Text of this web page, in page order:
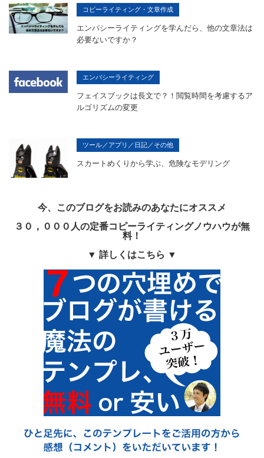
コピーライティング・文章作成
エンパシーライティングを学んだら、他の文章法は
必要ないですか？
エンパシーライティング
フェイスブックは長文で？！閲覧時間を考慮するア
ルゴリズムの変更
ツール／アプリ／日記／その他
スカートめくりから学ぶ、危険なモデリング
今、このブログをお読みのあなたにオススメ
３０，０００人の定番コピーライティングノウハウが無
料！
▼ 詳しくはこちら ▼